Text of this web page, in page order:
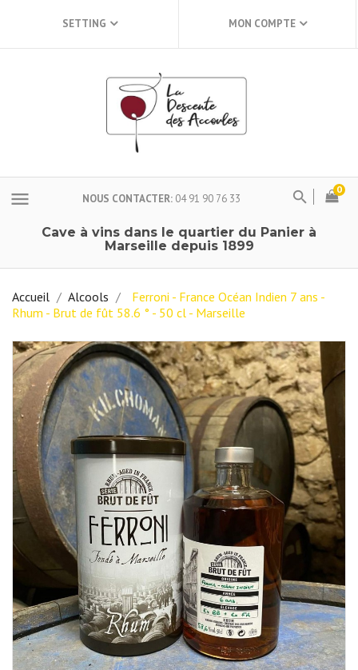
SETTING MON COMPTE
menu NOUS CONTACTER 04 91 90 76 33
0
Cave à vins dans le quartier du Panier à
Marseille depuis 1899
Accueil Alcools
Ferroni - France Océan Indien 7 ans -
Rhum - Brut de fût 58.6 ° - 50 cl - Marseille